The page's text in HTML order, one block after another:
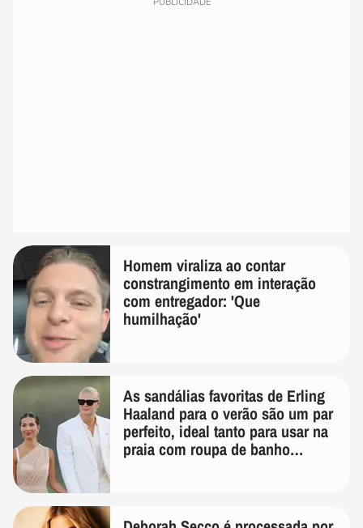
Homem viraliza ao contar
constrangimento em interação
com entregador: 'Que
humilhação'
As sandálias favoritas de Erling
Haaland para o verão são um par
perfeito, ideal tanto para usar na
praia com roupa de banho